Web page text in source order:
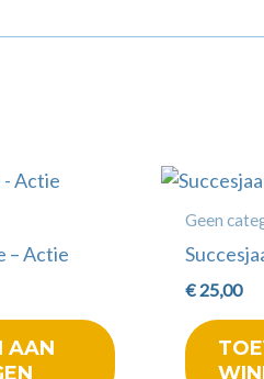
– Actie
AAN
Geen
€25,00